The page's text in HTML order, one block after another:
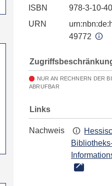
ISBN
978-3-10-
URN
49772
NUR AN RECHNERN DER
ABRUFBAR
Links
Nachweis